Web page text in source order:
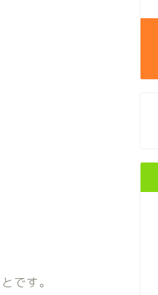
です。